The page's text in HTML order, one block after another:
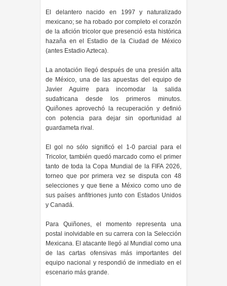
El delantero nacido en 1997 y naturalizado
mexicano; se ha robado por completo el corazón
de la afición tricolor que presenció esta histórica
hazaña en el Estadio de la Ciudad de México
(antes Estadio Azteca).
La anotación llegó después de una presión alta
de México, una de las apuestas del equipo de
Javier Aguirre para incomodar la salida
sudafricana desde los primeros minutos.
Quiñones aprovechó la recuperación y definió
con potencia para dejar sin oportunidad al
guardameta rival.
El gol no sólo significó el 1-0 parcial para el
Tricolor, también quedó marcado como el primer
tanto de toda la Copa Mundial de la FIFA 2026,
torneo que por primera vez se disputa con 48
selecciones y que tiene a México como uno de
sus países anfitriones junto con Estados Unidos
y Canadá.
Para Quiñones, el momento representa una
postal inolvidable en su carrera con la Selección
Mexicana. El atacante llegó al Mundial como una
de las cartas ofensivas más importantes del
equipo nacional y respondió de inmediato en el
escenario más grande.